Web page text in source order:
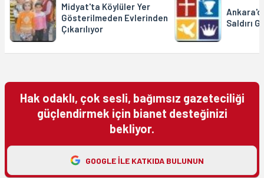
Midyat'ta Köylüler Yer
Gösterilmeden Evlerinden
Çıkarılıyor
Saldırı
Hak odaklı, çok sesli, bağımsız gazeteciliği
güçlendirmek için bianet desteğinizi
bekliyor.
GOOGLE ILE KATKIDA BULUNUN